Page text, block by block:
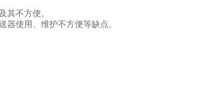
其不方便。
使用、维护不方便等缺点。